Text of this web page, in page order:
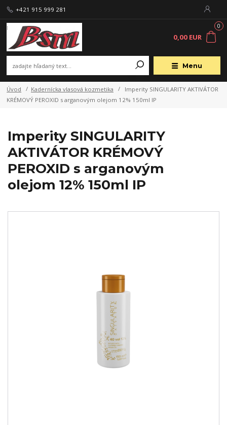
Menu
+421 915 999 281
0
0,00 EUR
Úvod Kadernícka vlasová kozmetika
Imperity SINGULARITY AKTIVÁTOR
KRÉMOVÝ PEROXID s arganovým olejom 12% 150ml IP
Imperity SINGULARITY
AKTIVÁTOR KRÉMOVÝ
PEROXID s arganovým
olejom 12% 150ml IP